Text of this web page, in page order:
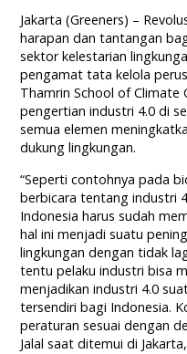
Jakarta (Greeners) –
harapan dan tantangan
sektor kelestarian
pengamat tata kelola
Thamrin School of Climate
pengertian industri 4.0 di
semua elemen
dukung lingkungan.
“Seperti contohnya pada
berbicara tentang industri
Indonesia harus sudah
hal ini menjadi suatu
lingkungan dengan tidak
tentu pelaku industri bisa
menjadikan industri 4.0
tersendiri bagi Indonesia.
peraturan sesuai dengan
Jalal saat ditemui di